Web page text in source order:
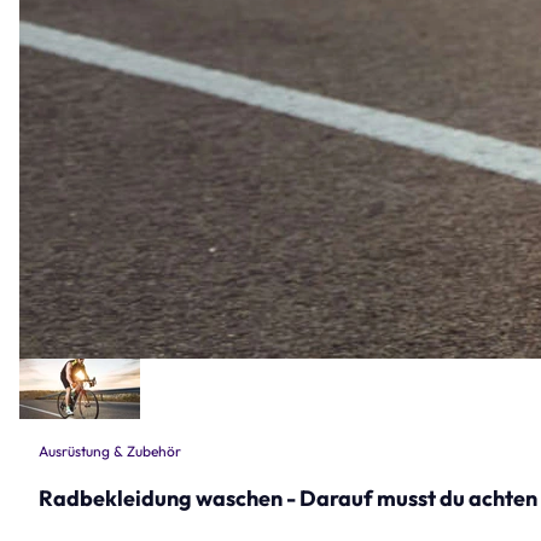
Ausrüstung & Zubehör
Radbekleidung waschen - Darauf musst du achten